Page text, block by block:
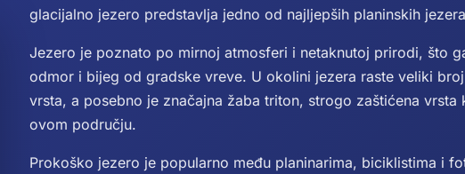
glacijalno jezero predstavlja jedno od najljepših planinskih
Jezero je poznato po mirnoj atmosferi i netaknutoj prirodi, što
odmor i bijeg od gradske vreve. U okolini jezera raste veliki
vrsta, a posebno je značajna žaba triton, strogo zaštićena vrsta
ovom području.
Prokoško jezero je popularno među planinarima, biciklistima i